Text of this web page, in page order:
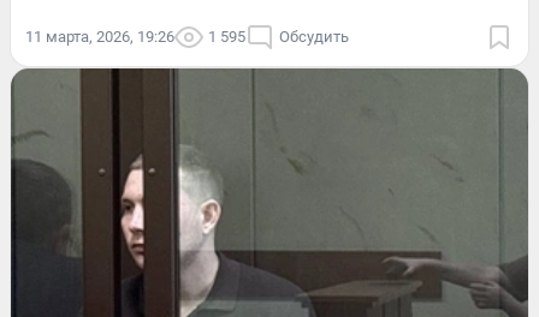
11 марта, 2026, 19:26 1 595 Обсудить